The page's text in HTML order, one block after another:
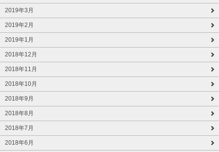
2019年3月
2019年2月
2019年1月
2018年12月
2018年11月
2018年10月
2018年9月
2018年8月
2018年7月
2018年6月